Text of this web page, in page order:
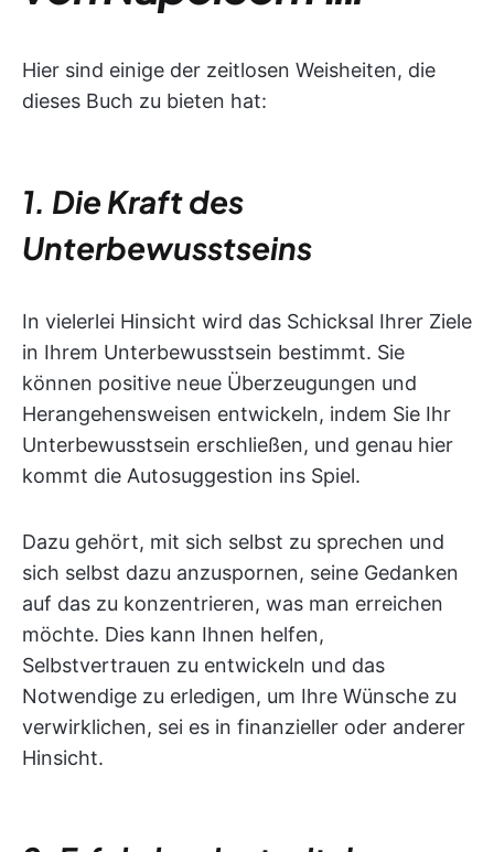
Hier sind einige der zeitlosen Weisheiten, die
dieses Buch zu bieten hat:
1. Die Kraft des
Unterbewusstseins
In vielerlei Hinsicht wird das Schicksal Ihrer Ziele
in Ihrem Unterbewusstsein bestimmt. Sie
können positive neue Überzeugungen und
Herangehensweisen entwickeln, indem Sie Ihr
Unterbewusstsein erschließen, und genau hier
kommt die Autosuggestion ins Spiel.
Dazu gehört, mit sich selbst zu sprechen und
sich selbst dazu anzuspornen, seine Gedanken
auf das zu konzentrieren, was man erreichen
möchte. Dies kann Ihnen helfen,
Selbstvertrauen zu entwickeln und das
Notwendige zu erledigen, um Ihre Wünsche zu
verwirklichen, sei es in finanzieller oder anderer
Hinsicht.